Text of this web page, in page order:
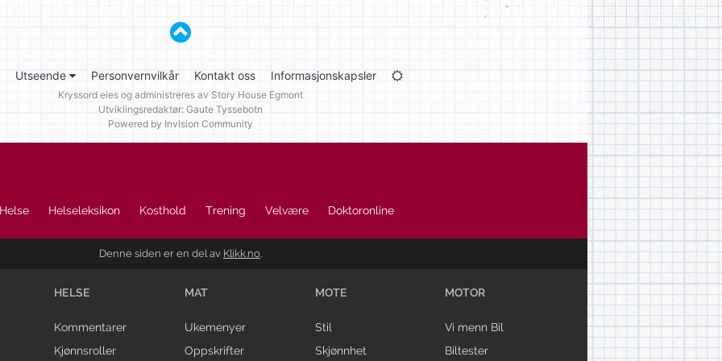
Utseende Personvernvilkår Kontakt oss Informasjonskapsler
Kryssord eies og administreres av Story House Egmont
Utviklingsredaktør: Gaute Tyssebotn
Powered by Invision Community
Helse Helseleksikon Kosthold Trening Velvære Doktoronline
Denne siden er en del av Klikk.no.
HELSE
Kommentarer
Kjønnsroller
MAT
Ukemenyer
Oppskrifter
MOTE
Stil
Skjønnhet
MOTOR
Vi menn Bil
Biltester